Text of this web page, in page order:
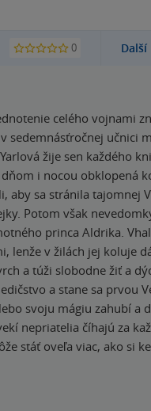
0
celého vojnami
sedemnásťročnej učnici
žije sen každého
i nocou obklopená
aby sa stránila tajomnej
Potom však
princa Aldrika.
lenže v žilách jej koluje
a túži slobodne žiť a
a stane sa prvou
svoju mágiu zahubí a
nepriatelia číhajú za
stáť oveľa viac, ako si